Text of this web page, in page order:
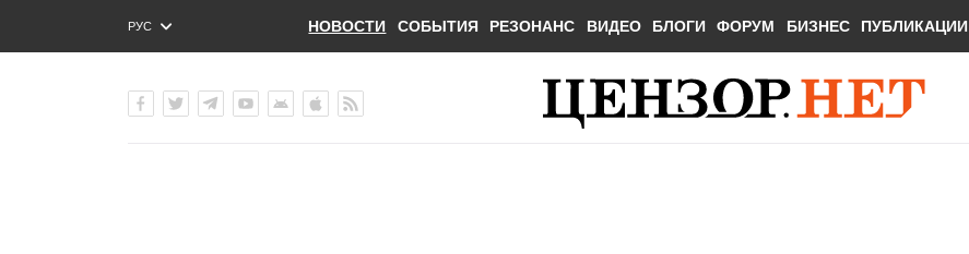
РУС
ENG
НОВОСТИ СОБЫТИЯ РЕЗОНАНС ВИДЕО БЛОГИ ФОРУМ БИЗНЕС ПУБЛИКАЦИИ